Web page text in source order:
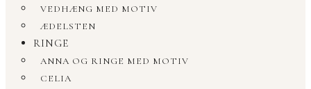
VEDHÆNG MED MOTIV
ÆDELSTEN
RINGE
ANNA OG RINGE MED MOTIV
CELIA